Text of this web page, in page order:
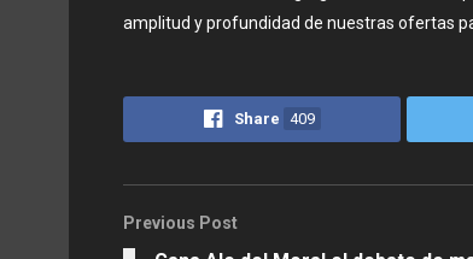
amplitud y profundidad de nuestras ofertas
Share 409
Previous Post